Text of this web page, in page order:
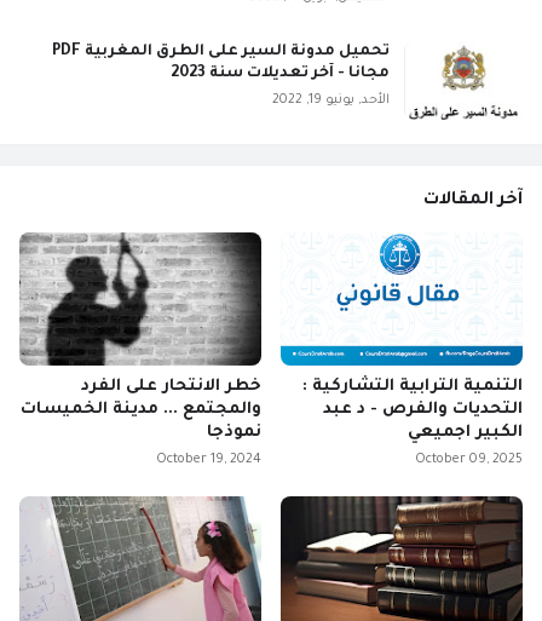
تحميل مدونة السير على الطرق المغربية PDF
مجانا - آخر تعديلات سنة 2023
الأحد, يونيو 19, 2022
آخر المقالات
التنمية الترابية التشاركية :
التحديات والفرص - د عبد
الكبير اجميعي
October 09, 2025
خطر الانتحار على الفرد
والمجتمع ... مدينة الخميسات
نموذجا
October 19, 2024